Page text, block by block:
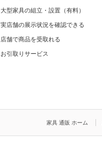
大型家具の組立・設置（有料）
実店舗の展示状況を確認できる
店舗で商品を受取れる
お引取りサービス
家具 通販 ホーム